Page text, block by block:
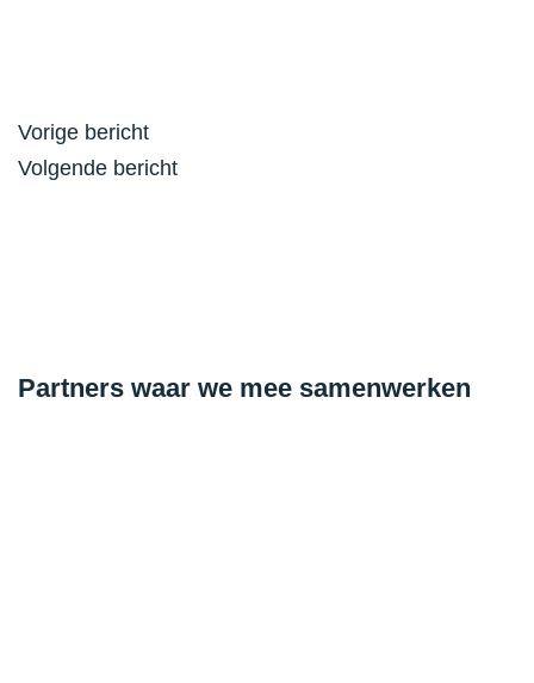
Bericht
navigatie
Vorige bericht
Volgende bericht
Partners waar we mee samenwerken